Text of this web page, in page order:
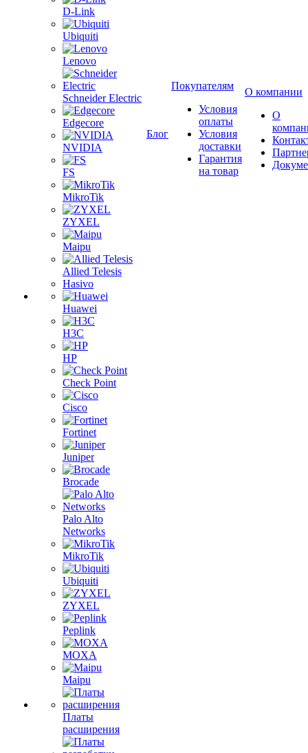
D-Link
Ubiquiti
Lenovo
Schneider Electric
Edgecore
NVIDIA
FS
MikroTik
ZYXEL
Maipu
Allied Telesis
Hasivo
Huawei
H3C
HP
Check Point
Cisco
Fortinet
Juniper
Brocade
Palo Alto
Networks
MikroTik
Ubiquiti
ZYXEL
Peplink
MOXA
Maipu
Платы
расширения
Блог
Покупателям
Условия
оплаты
Условия
доставки
Гарантия
на товар
О компании
О